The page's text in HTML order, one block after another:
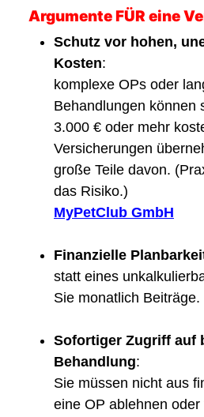
Argumente FÜR eine
Schutz vor hohen,
Kosten:
komplexe OPs oder
Behandlungen können
3.000 € oder mehr
Versicherungen
große Teile davon.
das Risiko.)
MyPetClub GmbH
Finanzielle
statt eines
Sie monatlich Beiträge.
Sofortiger Zugriff auf
Behandlung:
Sie müssen nicht aus
eine OP ablehnen oder